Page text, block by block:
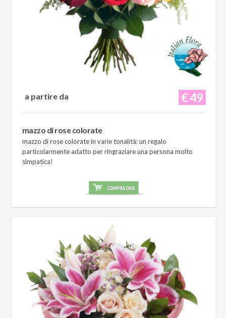
€ 49
a partire da
mazzo di rose colorate
mazzo di rose colorate in varie tonalità: un regalo
particolarmente adatto per ringraziare una persona molto
simpatica!